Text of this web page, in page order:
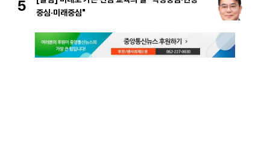
5
중심·미래중심"